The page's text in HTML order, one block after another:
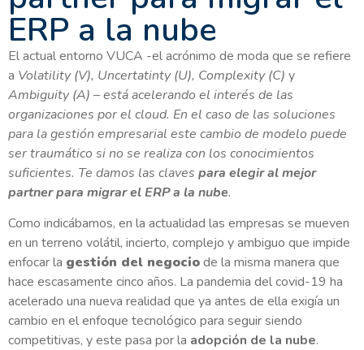
ERP a la nube
El actual entorno VUCA -el acrónimo de moda que se refiere
a Volatility (V), Uncertatinty (U), Complexity (C) y
Ambiguity (A) – está acelerando el interés de las
organizaciones por el cloud. En el caso de las soluciones
para la gestión empresarial este cambio de modelo puede
ser traumático si no se realiza con los conocimientos
suficientes. Te damos las claves para elegir al mejor
partner para migrar el ERP a la nube.
Como indicábamos, en la actualidad las empresas se mueven
en un terreno volátil, incierto, complejo y ambiguo que impide
enfocar la gestión del negociode la misma manera que
hace escasamente cinco años. La pandemia del covid-19 ha
acelerado una nueva realidad que ya antes de ella exigía un
cambio en el enfoque tecnológico para seguir siendo
competitivas, y este pasa por la adopción de la nube.